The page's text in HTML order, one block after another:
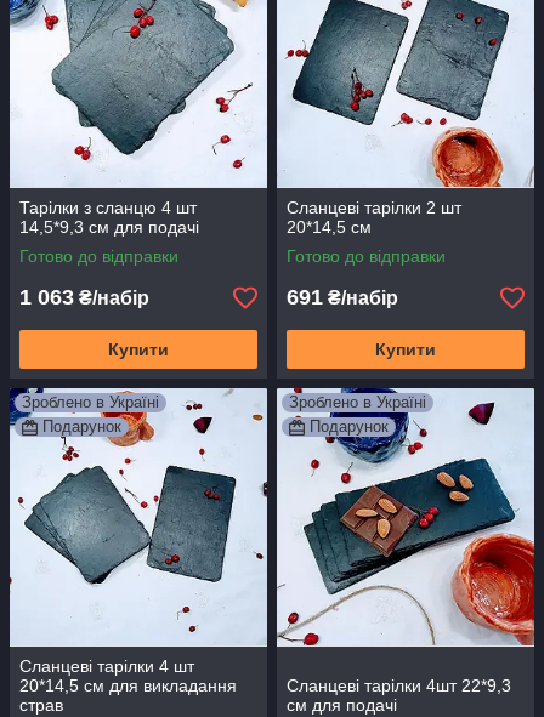
Тарілки з сланцю 4 шт
14,5*9,3 см для подачі
Готово до відправки
1 063 ₴/набір
Купити
Сланцеві тарілки 2 шт
20*14,5 см
Готово до відправки
691 ₴/набір
Купити
Зроблено в Україні
Подарунок
Сланцеві тарілки 4 шт
20*14,5 см для викладання
страв
Зроблено в Україні
Подарунок
Сланцеві тарілки 4шт 22*9,3
см для подачі